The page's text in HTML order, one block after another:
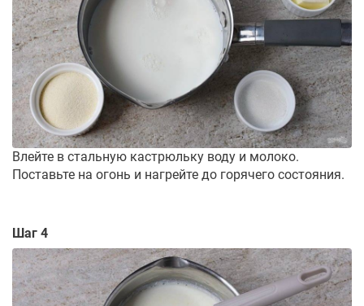
Влейте в стальную кастрюльку воду и молоко.
Поставьте на огонь и нагрейте до горячего состояния.
Шаг 4